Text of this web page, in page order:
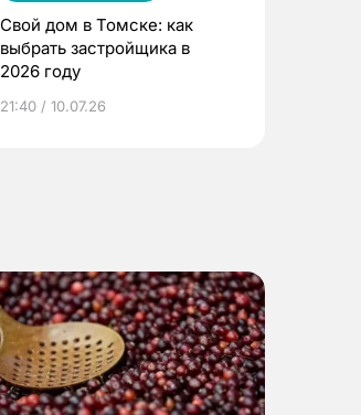
Свой дом в Томске: как
выбрать застройщика в
2026 году
21:40 / 10.07.26